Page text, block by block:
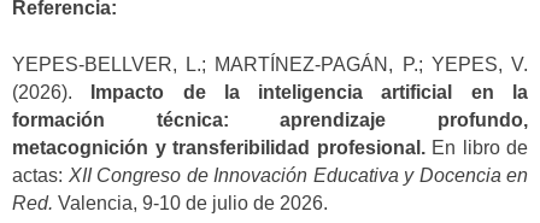
Referencia:
YEPES-BELLVER, L.; MARTÍNEZ-PAGÁN, P.; YEPES, V.
(2026).
Impacto de la inteligencia artificial en la
formación técnica: aprendizaje profundo,
metacognición y transferibilidad profesional.En libro de
actas: XII Congreso de Innovación Educativa y Docencia en
Red. Valencia, 9-10 de julio de 2026.